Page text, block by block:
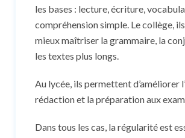
les bases : lecture, écriture,
compréhension simple. Le collège,
mieux maîtriser la grammaire, la
les textes plus longs.
Au lycée, ils permettent d’améliorer
rédaction et la préparation aux
Dans tous les cas, la régularité est